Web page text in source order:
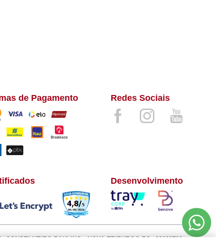
de Pagamento Redes Sociais
Desenvolvimento